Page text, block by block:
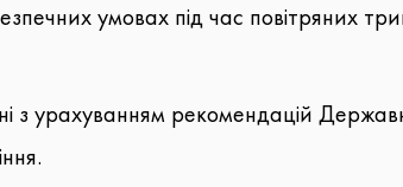
умовах під час повітряних
з урахуванням рекомендацій